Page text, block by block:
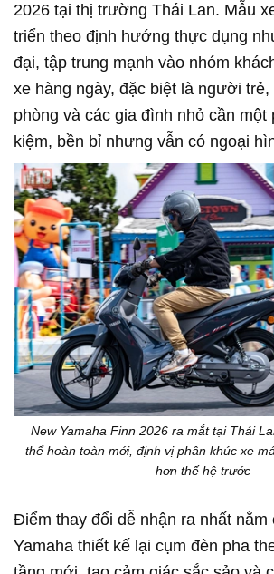
2026 tại thị trường Thái Lan. Mẫu
triển theo định hướng thực dụng
đại, tập trung mạnh vào nhóm
xe hàng ngày, đặc biệt là người trẻ,
phòng và các gia đình nhỏ cần
kiệm, bền bỉ nhưng vẫn có ngoại
New Yamaha Finn 2026 ra mắt tại Thái
thể hoàn toàn mới, định vị phân khúc xe
hơn thế hệ trước
Điểm thay đổi dễ nhận ra nhất nằm
Yamaha thiết kế lại cụm đèn pha